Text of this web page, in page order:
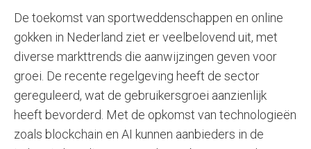
De toekomst van sportweddenschappen en online
gokken in Nederland ziet er veelbelovend uit, met
diverse markttrends die aanwijzingen geven voor
groei. De recente regelgeving heeft de sector
gereguleerd, wat de gebruikersgroei aanzienlijk
heeft bevorderd. Met de opkomst van technologieën
zoals blockchain en AI kunnen aanbieders in de